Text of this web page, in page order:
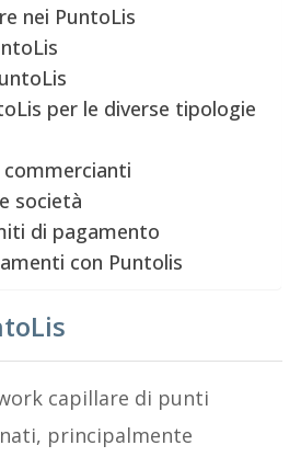
nei PuntoLis
per le diverse tipologie
società
di pagamento
con Puntolis
capillare di punti
principalmente